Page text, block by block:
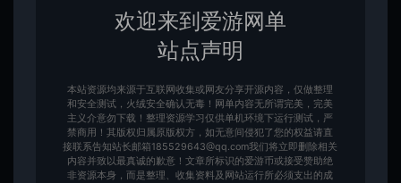
收藏 (1) 点赞 (
免责申明
请仔细阅读本站免责申明，如不遵守，或无法接受，请勿访问或使用本网
欢迎来到爱游网单
站点声明
本站资源均来源于互联网收集或网友分享开源内容，仅做整理
和安全测试，火绒安全确认无毒！网单内容无所谓完美，完美
主义介意勿下载！整理资源学习仅供单机环境下运行测试，严
禁商用！其版权归属原版权方，如无意间侵犯了您的权益请直
接联系告知站长邮箱185529643@qq.com我们将立即删除相关
内容并致以最真诚的歉意！文章所标识的爱游币或接受赞助绝
非资源本身，而是整理、收集资料及网站运行所必须支出的成